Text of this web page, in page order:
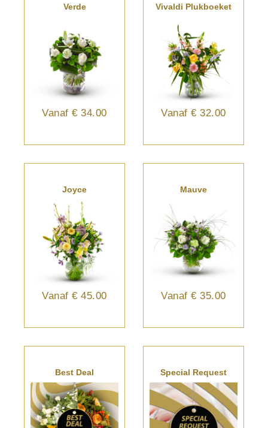
Verde
Vanaf € 34.00
Vivaldi Plukboeket
Vanaf € 32.00
Joyce
Vanaf € 45.00
Mauve
Vanaf € 35.00
Best Deal Special Request